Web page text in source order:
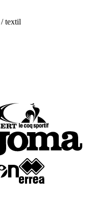
textil